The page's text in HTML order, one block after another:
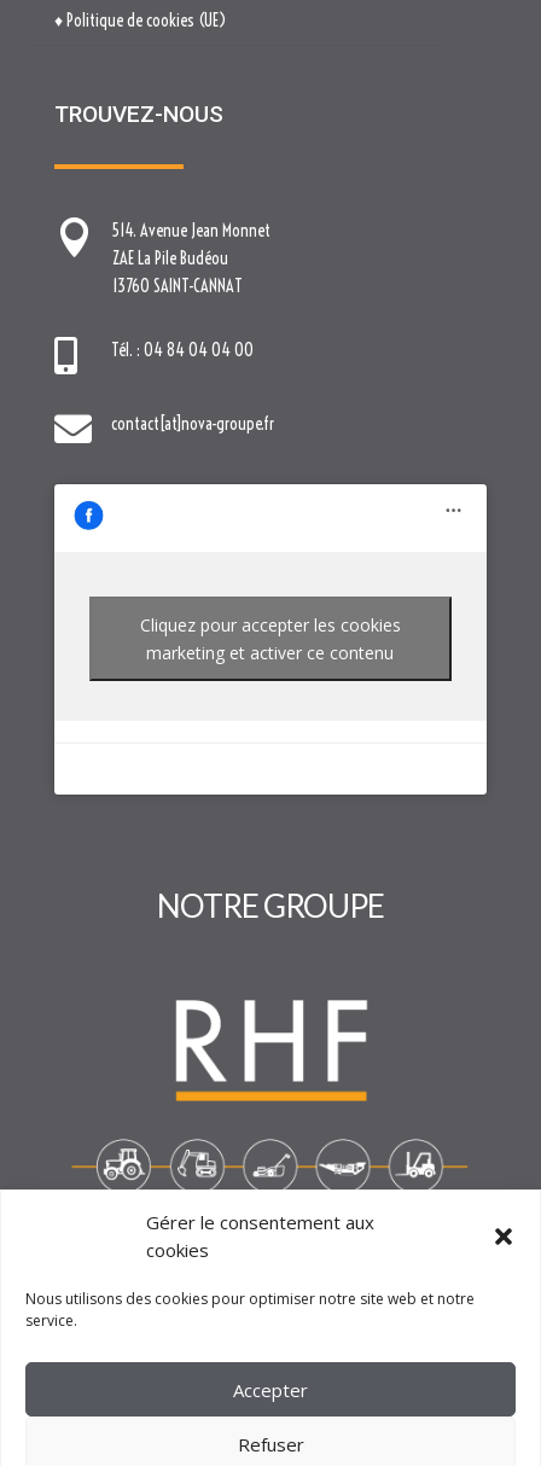
Gérer le consentement aux
cookies
Nous utilisons des cookies pour optimiser notre site web et notre
service.
Accepter
Refuser
♦ Politique de cookies (UE)
TROUVEZ-NOUS

514. Avenue Jean Monnet
ZAE La Pile Budéou
13760 SAINT-CANNAT
 Tél. : 04 84 04 04 00
 contact[at]nova-groupe.fr
Cliquez pour accepter les cookies
marketing et activer ce contenu
NOTRE GROUPE
2023 –FM CRÉATION